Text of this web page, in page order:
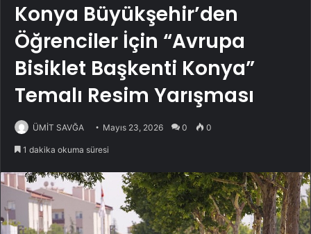
Konya Büyükşehir’den
Öğrenciler İçin “Avrupa
Bisiklet Başkenti Konya”
Temalı Resim Yarışması
ÜMİT SAVĞA Mayıs 23, 2026 0 0
1 dakika okuma süresi